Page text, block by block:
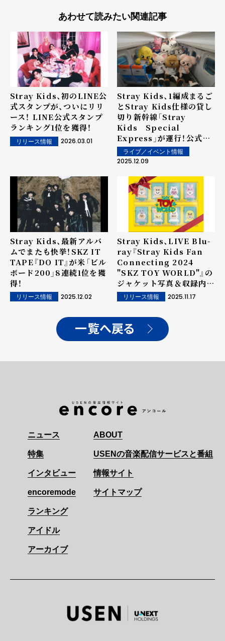
あわせて読みたい関連記事
Stray Kids、初のLINE公
式スタンプが、ついにリリ
ース！ LINE公式スタンプ
ランキング1位を獲得！
リリース情報 2026.03.01
Stray Kids、1編成まるご
とStray Kids仕様の貸し
切り新幹線「Stray
Kids Special
Express」が運行！公式キ
ャラクター"SKZOO"の着
ぐるみも登場！
ライブ／イベント情報
2025.12.09
Stray Kids、最新アルバ
ムでまたも快挙！SKZ IT
TAPE『DO IT』が米「ビル
ボード200」8連続1位を獲
得！
リリース情報 2025.12.02
Stray Kids、LIVE Blu-
ray『Stray Kids Fan
Connecting 2024
"SKZ TOY WORLD"』の
ジャケット写真＆収録内容
を一挙公開！特設サイトも
オープン！
リリース情報 2025.11.17
一覧へ戻る
ニュース
特集
インタビュー
encoremode
ランキング
アイドル
アーカイブ
ABOUT
USENの音楽配信サービスと番組
情報サイト
サイトマップ